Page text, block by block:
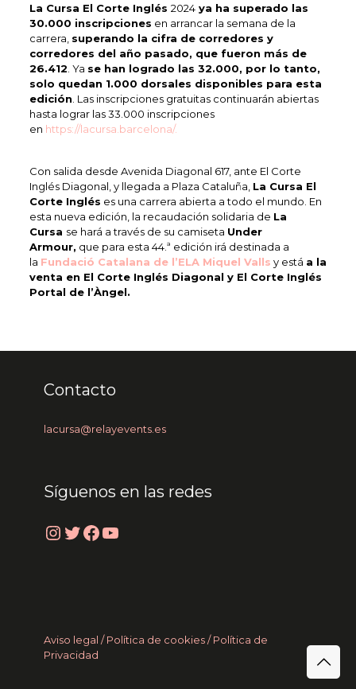
La Cursa El Corte Inglés 2024ya ha superado las
30.000 inscripciones en arrancar la semana de la
carrera, superando la cifra de corredores y
corredores del año pasado, que fueron más de
26.412. Ya se han logrado las 32.000, por lo tanto,
solo quedan 1.000 dorsales disponibles para esta
edición. Las inscripciones gratuitas continuarán abiertas
hasta lograr las 33.000 inscripciones
en https://lacursa.barcelona/.
Con salida desde Avenida Diagonal 617, ante El Corte
Inglés Diagonal, y llegada a Plaza Cataluña, La Cursa El
Corte Inglés es una carrera abierta a todo el mundo. En
esta nueva edición, la recaudación solidaria de La
Cursa se hará a través de su camiseta Under
Armour, que para esta 44.ª edición irá destinada a
la Fundació Catalana de l’ELA Miquel Valls y está a la
venta en El Corte Inglés Diagonal y El Corte Inglés
Portal de l’Àngel.
Contacto
lacursa@relayevents.es
Síguenos en las redes
Instagram
Twitter
Facebook
YouTube
Aviso legal /Política de cookies/ Política de
Privacidad